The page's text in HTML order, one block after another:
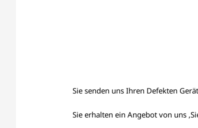
Sie senden uns Ihren Defekten
Sie erhalten ein Angebot von uns